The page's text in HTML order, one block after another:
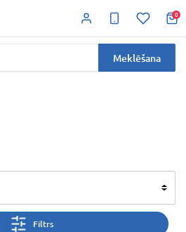
0
Meklēšana
Filtrs